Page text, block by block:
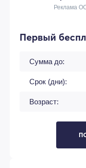
Реклама
Первый
Сумма до:
Срок (дни):
Возраст: